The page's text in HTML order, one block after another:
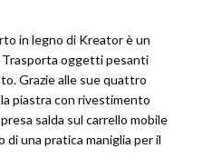
in legno di Kreator è un
oggetti pesanti
Grazie alle sue quattro
piastra con rivestimento
salda sul carrello mobile
una pratica maniglia per il